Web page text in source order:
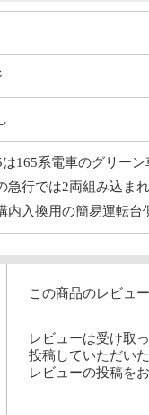
165系電車のグリー
急行では2両組み込ま
内入換用の簡易運転台
この商品のレビュ
レビューは受け取
投稿していただい
レビューの投稿を